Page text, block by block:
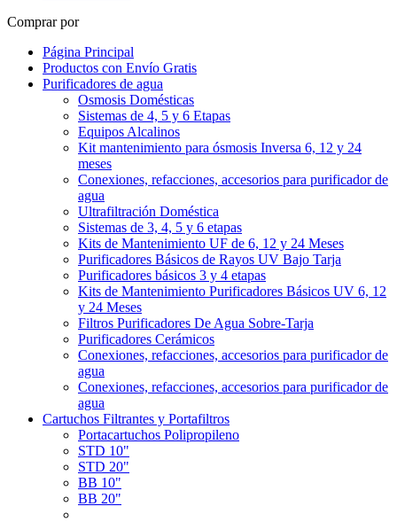
Comprar por
Página Principal
Productos con Envío Gratis
Purificadores de agua
Osmosis Domésticas
Sistemas de 4, 5 y 6 Etapas
Equipos Alcalinos
Kit mantenimiento para ósmosis Inversa 6, 12 y 24
meses
Conexiones, refacciones, accesorios para purificador de
agua
Ultrafiltración Doméstica
Sistemas de 3, 4, 5 y 6 etapas
Kits de Mantenimiento UF de 6, 12 y 24 Meses
Purificadores Básicos de Rayos UV Bajo Tarja
Purificadores básicos 3 y 4 etapas
Kits de Mantenimiento Purificadores Básicos UV 6, 12
y 24 Meses
Filtros Purificadores De Agua Sobre-Tarja
Purificadores Cerámicos
Conexiones, refacciones, accesorios para purificador de
agua
Conexiones, refacciones, accesorios para purificador de
agua
Cartuchos Filtrantes y Portafiltros
Portacartuchos Polipropileno
STD 10"
STD 20"
BB 10"
BB 20"